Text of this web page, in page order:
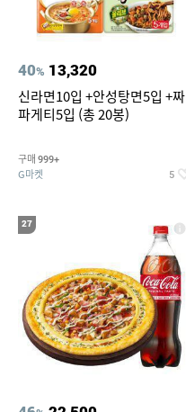
40% 13,320
신라면10입 +안성탕면5입 +짜
파게티5입 (총 20봉)
구매 999+
G마켓 5
27